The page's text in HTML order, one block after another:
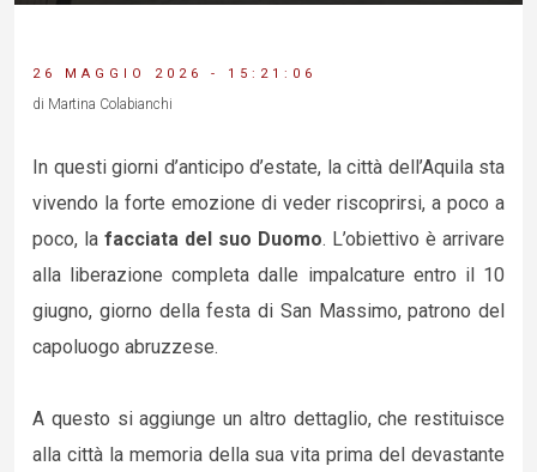
26 MAGGIO 2026 - 15:21:06
di Martina Colabianchi
In questi giorni d’anticipo d’estate, la città dell’Aquila sta
vivendo la forte emozione di veder riscoprirsi, a poco a
poco, la facciata del suo Duomo. L’obiettivo è arrivare
alla liberazione completa dalle impalcature entro il 10
giugno, giorno della festa di San Massimo, patrono del
capoluogo abruzzese.
A questo si aggiunge un altro dettaglio, che restituisce
alla città la memoria della sua vita prima del devastante